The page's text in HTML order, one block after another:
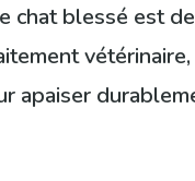
chat blessé est
apaiser